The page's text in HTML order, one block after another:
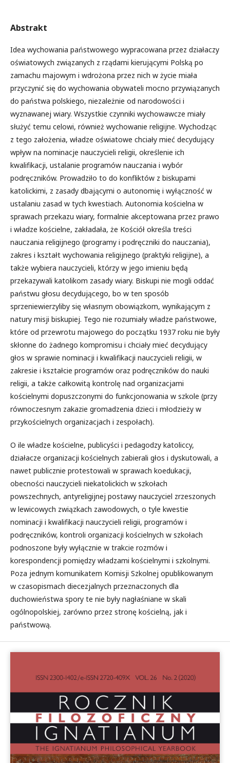
Abstrakt
Idea wychowania państwowego wypracowana przez działaczy
oświatowych związanych z rządami kierującymi Polską po
zamachu majowym i wdrożona przez nich w życie miała
przyczynić się do wychowania obywateli mocno przywiązanych
do państwa polskiego, niezależnie od narodowości i
wyznawanej wiary. Wszystkie czynniki wychowawcze miały
służyć temu celowi, również wychowanie religijne. Wychodząc
z tego założenia, władze oświatowe chciały mieć decydujący
wpływ na nominacje nauczycieli religii, określenie ich
kwalifikacji, ustalanie programów nauczania i wybór
podręczników. Prowadziło to do konfliktów z biskupami
katolickimi, z zasady dbającymi o autonomię i wyłączność w
ustalaniu zasad w tych kwestiach. Autonomia kościelna w
sprawach przekazu wiary, formalnie akceptowana przez prawo
i władze kościelne, zakładała, że Kościół określa treści
nauczania religijnego (programy i podręczniki do nauczania),
zakres i kształt wychowania religijnego (praktyki religijne), a
także wybiera nauczycieli, którzy w jego imieniu będą
przekazywali katolikom zasady wiary. Biskupi nie mogli oddać
państwu głosu decydującego, bo w ten sposób
sprzeniewierzyliby się własnym obowiązkom, wynikającym z
natury misji biskupiej. Tego nie rozumiały władze państwowe,
które od przewrotu majowego do początku 1937 roku nie były
skłonne do żadnego kompromisu i chciały mieć decydujący
głos w sprawie nominacji i kwalifikacji nauczycieli religii, w
zakresie i kształcie programów oraz podręczników do nauki
religii, a także całkowitą kontrolę nad organizacjami
kościelnymi dopuszczonymi do funkcjonowania w szkole (przy
równoczesnym zakazie gromadzenia dzieci i młodzieży w
przykościelnych organizacjach i zespołach).
O ile władze kościelne, publicyści i pedagodzy katoliccy,
działacze organizacji kościelnych zabierali głos i dyskutowali, a
nawet publicznie protestowali w sprawach koedukacji,
obecności nauczycieli niekatolickich w szkołach
powszechnych, antyreligijnej postawy nauczyciel zrzeszonych
w lewicowych związkach zawodowych, o tyle kwestie
nominacji i kwalifikacji nauczycieli religii, programów i
podręczników, kontroli organizacji kościelnych w szkołach
podnoszone były wyłącznie w trakcie rozmów i
korespondencji pomiędzy władzami kościelnymi i szkolnymi.
Poza jednym komunikatem Komisji Szkolnej opublikowanym
w czasopismach diecezjalnych przeznaczonych dla
duchowieństwa spory te nie były nagłaśniane w skali
ogólnopolskiej, zarówno przez stronę kościelną, jak i
państwową.